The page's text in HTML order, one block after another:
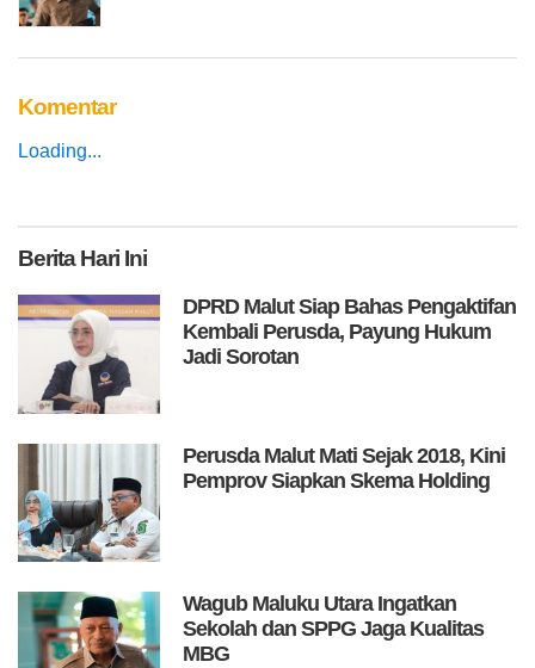
Komentar
Loading...
BeritaHari Ini
DPRD Malut Siap Bahas Pengaktifan
Kembali Perusda, Payung Hukum
Jadi Sorotan
Perusda Malut Mati Sejak 2018, Kini
Pemprov Siapkan Skema Holding
Wagub Maluku Utara Ingatkan
Sekolah dan SPPG Jaga Kualitas
MBG